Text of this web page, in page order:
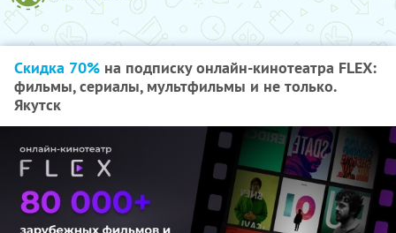
Скидка 70% на подписку онлайн-кинотеатра FLEX:
фильмы, сериалы, мультфильмы и не только.
Якутск